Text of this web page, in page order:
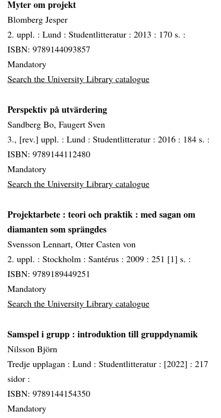
Myter om projekt
Blomberg Jesper
2. uppl. : Lund : Studentlitteratur : 2013 : 170 s. :
ISBN: 9789144093857
Mandatory
Search the University Library catalogue
Perspektiv på utvärdering
Sandberg Bo, Faugert Sven
3., [rev.] uppl. : Lund : Studentlitteratur : 2016 : 184 s. :
ISBN: 9789144112480
Mandatory
Search the University Library catalogue
Projektarbete : teori och praktik : med sagan om
diamanten som sprängdes
Svensson Lennart, Otter Casten von
2. uppl. : Stockholm : Santérus : 2009 : 251 [1] s. :
ISBN: 9789189449251
Mandatory
Search the University Library catalogue
Samspel i grupp : introduktion till gruppdynamik
Nilsson Björn
Tredje upplagan : Lund : Studentlitteratur : [2022] : 217
sidor :
ISBN: 9789144154350
Mandatory